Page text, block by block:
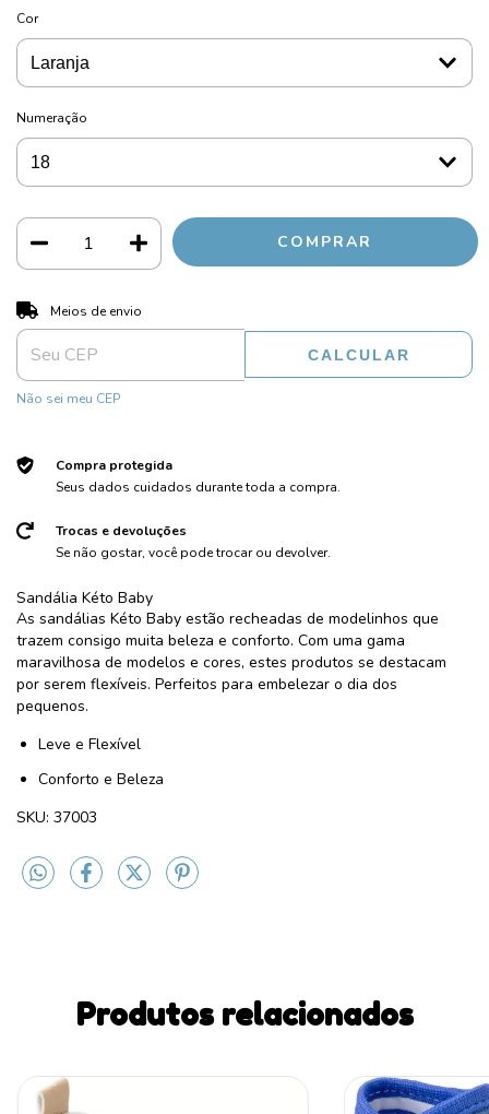
Cor
Numeração
Entregas para o CEP:
Meios de envio
CALCULAR
Não sei meu CEP
Compra protegida
Seus dados cuidados durante toda a compra.
Trocas e devoluções
Se não gostar, você pode trocar ou devolver.
Sandália Kéto Baby
As sandálias Kéto Baby estão recheadas de modelinhos que
trazem consigo muita beleza e conforto. Com uma gama
maravilhosa de modelos e cores, estes produtos se destacam
por serem flexíveis. Perfeitos para embelezar o dia dos
pequenos.
Leve e Flexível
Conforto e Beleza
SKU: 37003
Produtos relacionados